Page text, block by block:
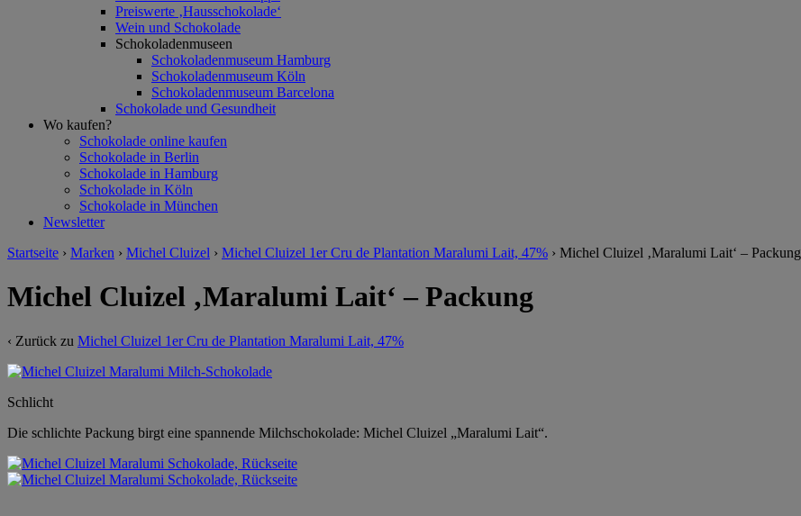
Preiswerte ‚Hausschokolade‘
Wein und Schokolade
Schokoladenmuseen
Schokoladenmuseum Hamburg
Schokoladenmuseum Köln
Schokoladenmuseum Barcelona
Schokolade und Gesundheit
Wo kaufen?
Schokolade online kaufen
Schokolade in Berlin
Schokolade in Hamburg
Schokolade in Köln
Schokolade in München
Newsletter
Startseite › Marken › Michel Cluizel › Michel Cluizel 1er Cru de Plantation Maralumi Lait, 47% › Michel Cluizel ‚Maralumi Lait‘ – Packung
Michel Cluizel ‚Maralumi Lait‘ – Packung
‹ Zurück zu Michel Cluizel 1er Cru de Plantation Maralumi Lait, 47%
Schlicht
Die schlichte Packung birgt eine spannende Milchschokolade: Michel Cluizel „Maralumi Lait“.